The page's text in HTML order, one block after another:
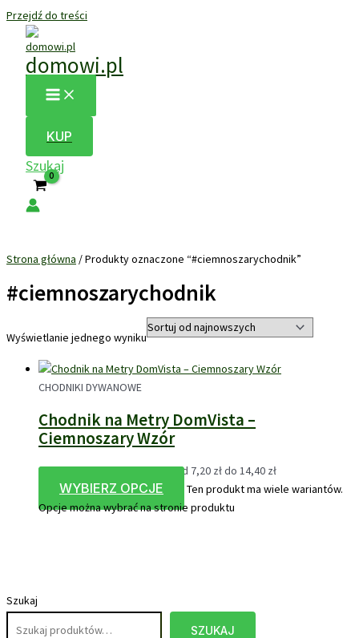
Przejdź do treści
domowi.pl
KUP
Szukaj
Szukaj
SZUKAJ
Strona główna / Produkty oznaczone “#ciemnoszarychodnik”
#ciemnoszarychodnik
Wyświetlanie jednego wyniku
CHODNIKI DYWANOWE
Chodnik na Metry DomVista –
Ciemnoszary Wzór
7,20zł–14,40złZakres cen: od 7,20 zł do 14,40 zł
WYBIERZ OPCJE
Ten produkt ma wiele wariantów.
Opcje można wybrać na stronie produktu